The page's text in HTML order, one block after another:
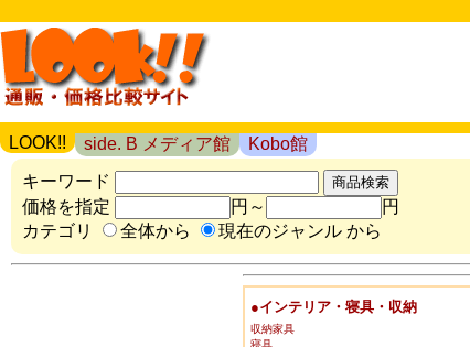
LOOK!! side. B メディア館
Kobo館
キーワード
価格を指定
円～
円
カテゴリ
全体から 現在のジャンル から
●インテリア・寝具・収納
収納家具
寝具